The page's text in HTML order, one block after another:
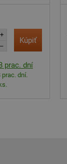
+
–
Kúpiť
prac. dní
prac. dní.